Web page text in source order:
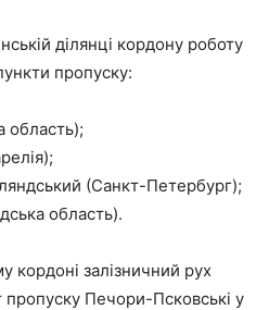
ділянці кордону роботу
пропуску:
область);
(Санкт-Петербург);
область).
кордоні залізничний рух
Печори-Псковські у